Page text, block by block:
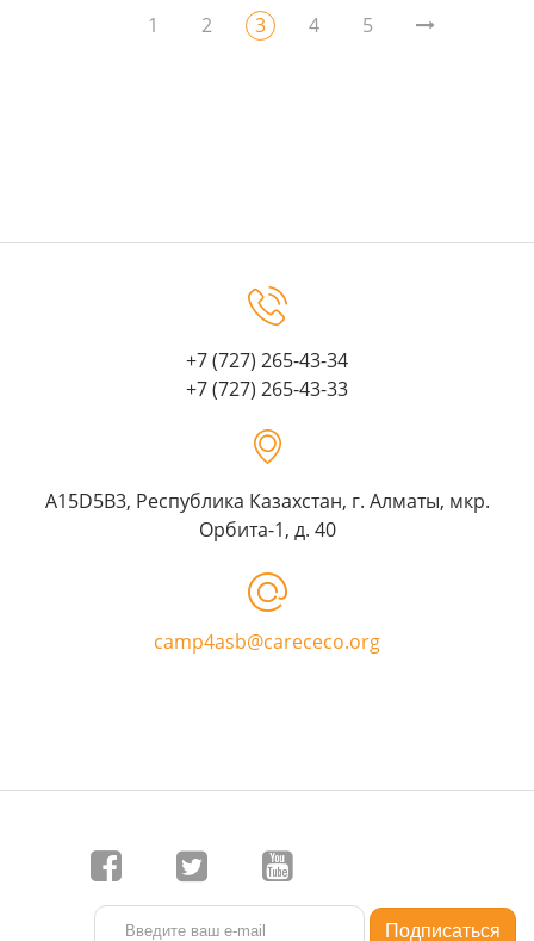
1 2 3 4 5
+7 (727) 265-43-34
+7 (727) 265-43-33
A15D5B3, Республика Казахстан, г. Алматы, мкр.
Орбита-1, д. 40
camp4asb@carececo.org